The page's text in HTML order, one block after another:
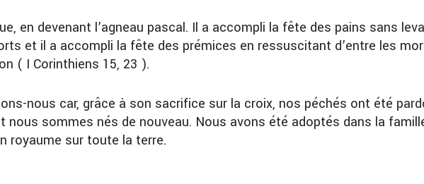
en devenant l’agneau pascal. Il a accompli la fête des pains sans
et il a accompli la fête des prémices en ressuscitant d’entre les
( I Corinthiens 15, 23 ).
nous car, grâce à son sacrifice sur la croix, nos péchés ont été
sommes nés de nouveau. Nous avons été adoptés dans la
royaume sur toute la terre.